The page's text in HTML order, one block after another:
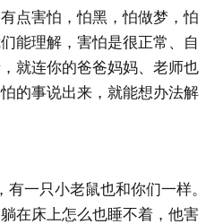
点害怕，怕黑，怕做梦，怕
能理解，害怕是很正常、自
就连你的爸爸妈妈、老师也
的事说出来，就能想办法解
有一只小老鼠也和你们一样。
在床上怎么也睡不着，他害